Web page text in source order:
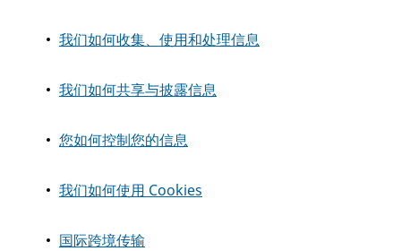
我们如何收集、使用和处理信息
我们如何共享与披露信息
您如何控制您的信息
我们如何使用 Cookies
国际跨境传输